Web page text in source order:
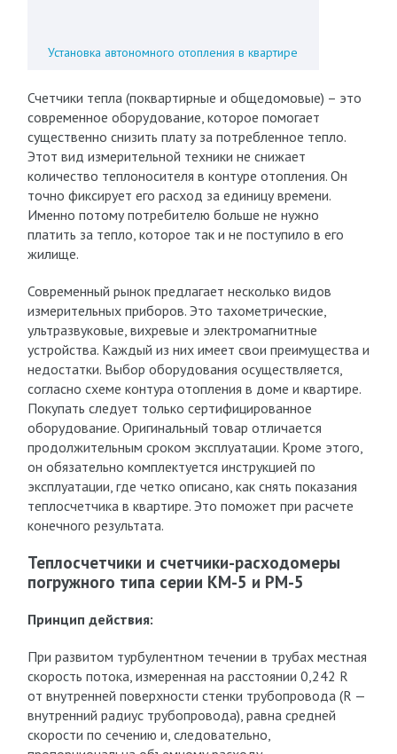
Установка автономного отопления в квартире
Счетчики тепла (поквартирные и общедомовые) – это
современное оборудование, которое помогает
существенно снизить плату за потребленное тепло.
Этот вид измерительной техники не снижает
количество теплоносителя в контуре отопления. Он
точно фиксирует его расход за единицу времени.
Именно потому потребителю больше не нужно
платить за тепло, которое так и не поступило в его
жилище.
Современный рынок предлагает несколько видов
измерительных приборов. Это тахометрические,
ультразвуковые, вихревые и электромагнитные
устройства. Каждый из них имеет свои преимущества и
недостатки. Выбор оборудования осуществляется,
согласно схеме контура отопления в доме и квартире.
Покупать следует только сертифицированное
оборудование. Оригинальный товар отличается
продолжительным сроком эксплуатации. Кроме этого,
он обязательно комплектуется инструкцией по
эксплуатации, где четко описано, как снять показания
теплосчетчика в квартире. Это поможет при расчете
конечного результата.
Теплосчетчики и счетчики-расходомеры
погружного типа серии КМ-5 и РМ-5
Принцип действия:
При развитом турбулентном течении в трубах местная
скорость потока, измеренная на расстоянии 0,242 R
от внутренней поверхности стенки трубопровода (R —
внутренний радиус трубопровода), равна средней
скорости по сечению и, следовательно,